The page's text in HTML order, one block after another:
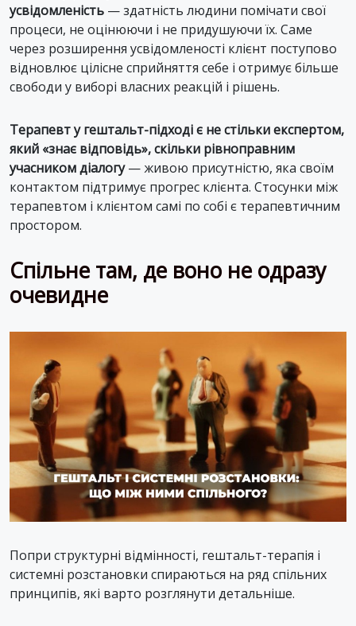
усвідомленість — здатність людини помічати свої
процеси, не оцінюючи і не придушуючи їх. Саме
через розширення усвідомленості клієнт поступово
відновлює цілісне сприйняття себе і отримує більше
свободи у виборі власних реакцій і рішень.
Терапевт у гештальт-підході є не стільки експертом,
який «знає відповідь», скільки рівноправним
учасником діалогу— живою присутністю, яка своїм
контактом підтримує прогрес клієнта. Стосунки між
терапевтом і клієнтом самі по собі є терапевтичним
простором.
Спільне там, де воно не одразу
очевидне
Попри структурні відмінності, гештальт-терапія і
системні розстановки спираються на ряд спільних
принципів, які варто розглянути детальніше.